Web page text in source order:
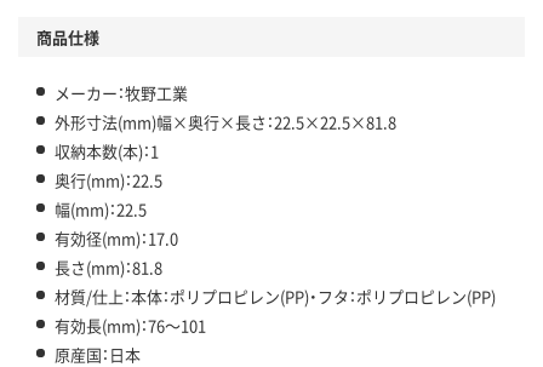
商品仕様
メーカー：牧野工業
外形寸法(mm)幅×奥行×長さ：22.5×22.5×81.8
収納本数(本)：1
奥行(mm)：22.5
幅(mm)：22.5
有効径(mm)：17.0
長さ(mm)：81.8
材質/仕上：本体：ポリプロピレン(PP)・フタ：ポリプロピレン(PP)
有効長(mm)：76～101
原産国：日本